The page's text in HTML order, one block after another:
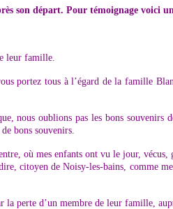
son départ. Pour témoignage voici
leur famille.
portez tous à l’égard de la famille
nous oublions pas les bons
bons souvenirs.
où mes enfants ont vu le jour,
citoyen de Noisy-les-bains, comme
perte d’un membre de leur famille,